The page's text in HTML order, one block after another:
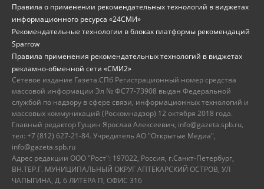
Правила о применении рекомендательных технологий в виджетах
информационного ресурса «24СМИ»
Рекомендательные технологии в блоках платформы рекомендаций
Sparrow
Правила применения рекомендательных технологий в виджетах
рекламно-обменной сети «СМИ2»
Сетевое издание Газета.СПб Регистрационный номер средства
массовой информации Эл № ФС77-73908 выдан Федеральной
службой по надзору в сфере связи, информационных технологий и
массовых коммуникаций (Роскомнадзор) 12 октября 2018 года.
Главный редактор Гущин Ярослав Алексеевич, info@gazeta.spb.ru,
тел: +7 (812) 627-21-84. Учредитель АО "Открытые Медиа",
info@gazeta.spb.ru
Адрес редакции ООО "Рост": 197022, Россия, г.Санкт-Петербург,
ВН.ТЕР.Г. МУНИЦИПАЛЬНЫЙ ОКРУГ АПТЕКАРСКИЙ ОСТРОВ, УЛ
ЧАПЫГИНА, Д. 6 ЛИТЕРА П, ОФИС 316